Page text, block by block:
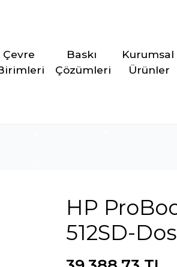
Çevre
Baskı
Çözümleri
Kurumsal
Ürünler
HP
512SD-Dos